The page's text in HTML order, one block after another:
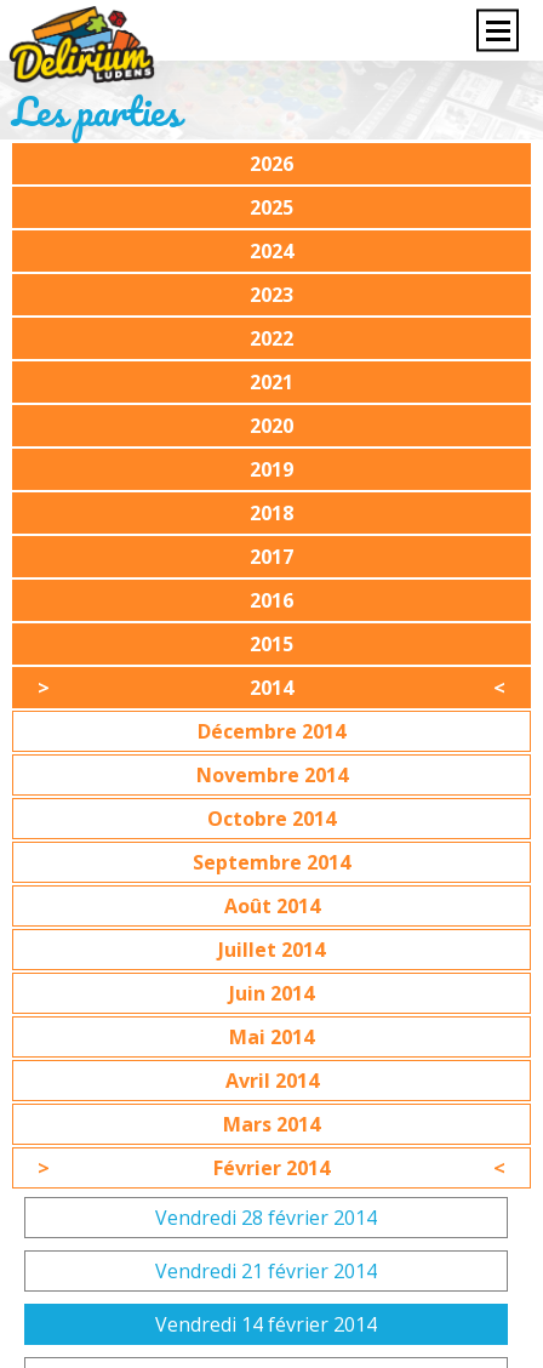
Les parties
2026
2025
2024
2023
2022
2021
2020
2019
2018
2017
2016
2015
2014
Décembre 2014
Novembre 2014
Octobre 2014
Septembre 2014
Août 2014
Juillet 2014
Juin 2014
Mai 2014
Avril 2014
Mars 2014
Février 2014
Vendredi 28 février 2014
Vendredi 21 février 2014
Vendredi 14 février 2014